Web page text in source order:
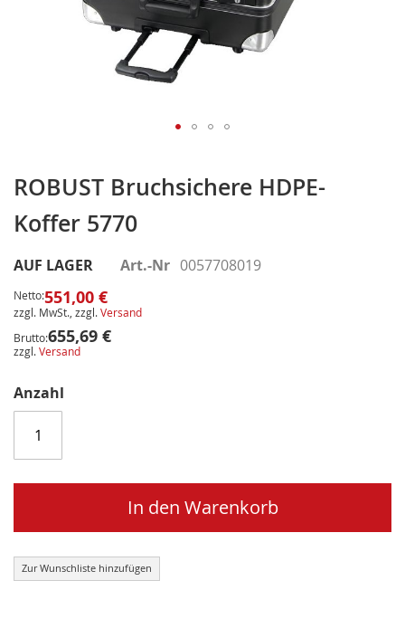
ROBUST Bruchsichere HDPE-
Koffer 5770
AUF LAGER Art.-Nr 0057708019
Netto:551,00 €
zzgl. MwSt., zzgl.Versand
Brutto:655,69 €
zzgl.Versand
Anzahl
In den Warenkorb
Zur Wunschliste hinzufügen
Anfang
der
Bildergalerie